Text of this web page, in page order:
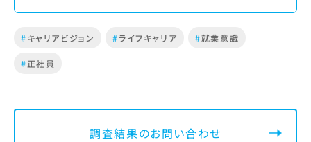
#キャリアビジョン #ライフキャリア #就業意識
#正社員
調査結果のお問い合わせ